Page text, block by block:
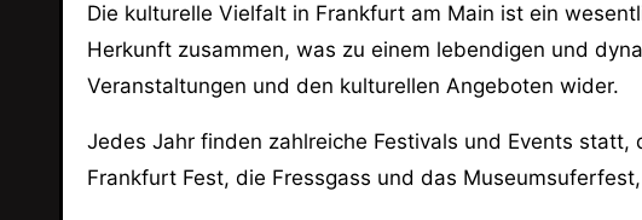
Die kulturelle Vielfalt in Frankfurt am Main ist ein
Herkunft zusammen, was zu einem lebendigen und
Veranstaltungen und den kulturellen Angeboten wider.
Jedes Jahr finden zahlreiche Festivals und Events
Frankfurt Fest, die Fressgass und das